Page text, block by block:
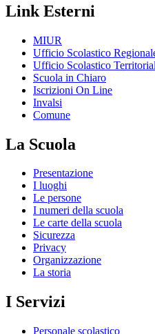
Link Esterni
MIUR
Ufficio Scolastico
Ufficio Scolastico
Scuola in Chiaro
Iscrizioni On Line
Invalsi
Comune
La Scuola
Presentazione
I luoghi
Le persone
I numeri della scuola
Le carte della scuola
Sicurezza
Privacy
Organizzazione
La storia
I Servizi
Personale scolastico